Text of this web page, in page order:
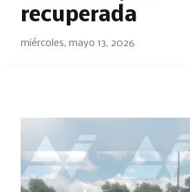
recuperada
miércoles, mayo 13, 2026